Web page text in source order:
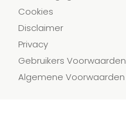
Cookies
Disclaimer
Privacy
Gebruikers Voorwaarden
Algemene Voorwaarden